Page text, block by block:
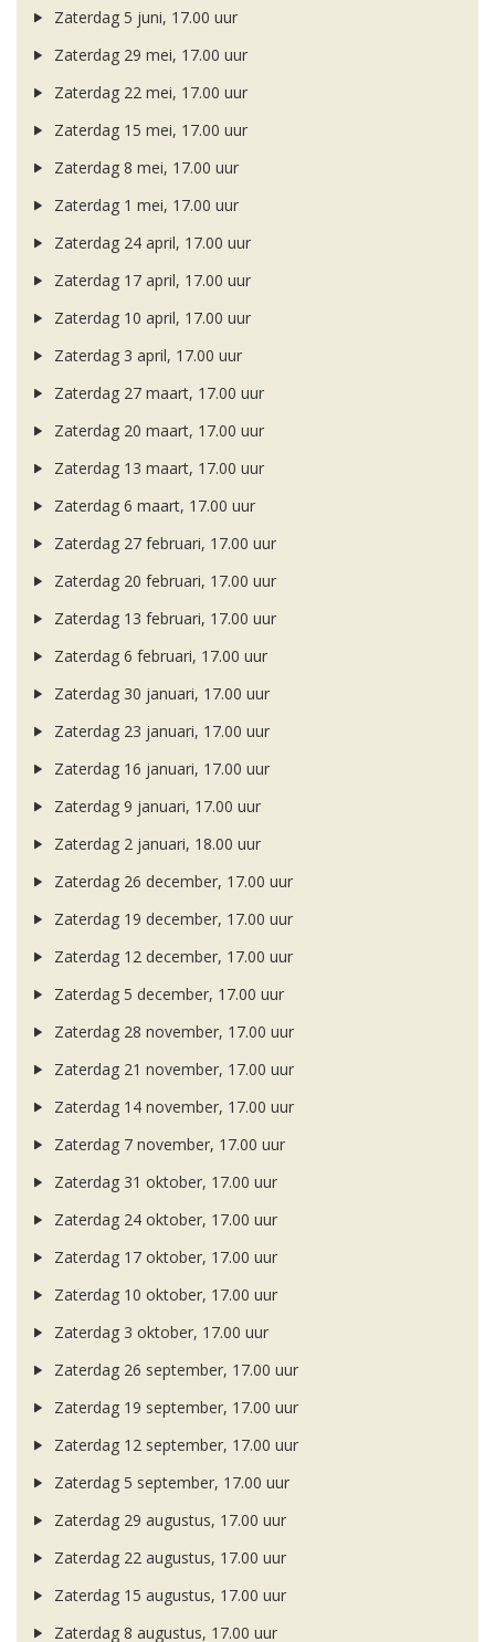
Zaterdag 5 juni, 17.00 uur
Zaterdag 29 mei, 17.00 uur
Zaterdag 22 mei, 17.00 uur
Zaterdag 15 mei, 17.00 uur
Zaterdag 8 mei, 17.00 uur
Zaterdag 1 mei, 17.00 uur
Zaterdag 24 april, 17.00 uur
Zaterdag 17 april, 17.00 uur
Zaterdag 10 april, 17.00 uur
Zaterdag 3 april, 17.00 uur
Zaterdag 27 maart, 17.00 uur
Zaterdag 20 maart, 17.00 uur
Zaterdag 13 maart, 17.00 uur
Zaterdag 6 maart, 17.00 uur
Zaterdag 27 februari, 17.00 uur
Zaterdag 20 februari, 17.00 uur
Zaterdag 13 februari, 17.00 uur
Zaterdag 6 februari, 17.00 uur
Zaterdag 30 januari, 17.00 uur
Zaterdag 23 januari, 17.00 uur
Zaterdag 16 januari, 17.00 uur
Zaterdag 9 januari, 17.00 uur
Zaterdag 2 januari, 18.00 uur
Zaterdag 26 december, 17.00 uur
Zaterdag 19 december, 17.00 uur
Zaterdag 12 december, 17.00 uur
Zaterdag 5 december, 17.00 uur
Zaterdag 28 november, 17.00 uur
Zaterdag 21 november, 17.00 uur
Zaterdag 14 november, 17.00 uur
Zaterdag 7 november, 17.00 uur
Zaterdag 31 oktober, 17.00 uur
Zaterdag 24 oktober, 17.00 uur
Zaterdag 17 oktober, 17.00 uur
Zaterdag 10 oktober, 17.00 uur
Zaterdag 3 oktober, 17.00 uur
Zaterdag 26 september, 17.00 uur
Zaterdag 19 september, 17.00 uur
Zaterdag 12 september, 17.00 uur
Zaterdag 5 september, 17.00 uur
Zaterdag 29 augustus, 17.00 uur
Zaterdag 22 augustus, 17.00 uur
Zaterdag 15 augustus, 17.00 uur
Zaterdag 8 augustus, 17.00 uur